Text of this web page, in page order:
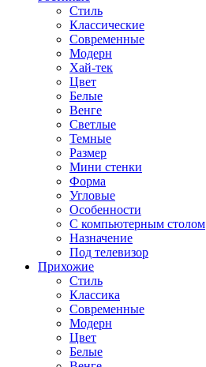
Стиль
Классические
Современные
Модерн
Хай-тек
Цвет
Белые
Венге
Светлые
Темные
Размер
Мини стенки
Форма
Угловые
Особенности
С компьютерным столом
Назначение
Под телевизор
Прихожие
Стиль
Классика
Современные
Модерн
Цвет
Белые